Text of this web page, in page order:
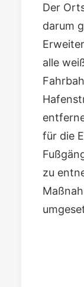
Der
darum
alle
für die
zu